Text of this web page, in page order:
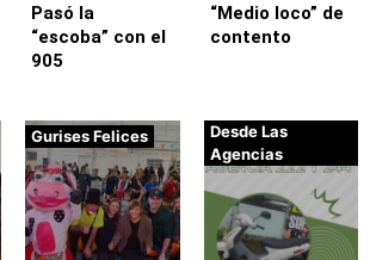
Pasó la
“escoba” con el
905
“Medio loco” de
contento
Gurises Felices
Desde Las
Agencias